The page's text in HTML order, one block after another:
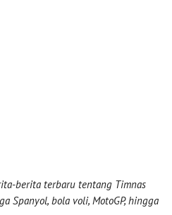
berita terbaru tentang Timnas
Spanyol, bola voli, MotoGP, hingga